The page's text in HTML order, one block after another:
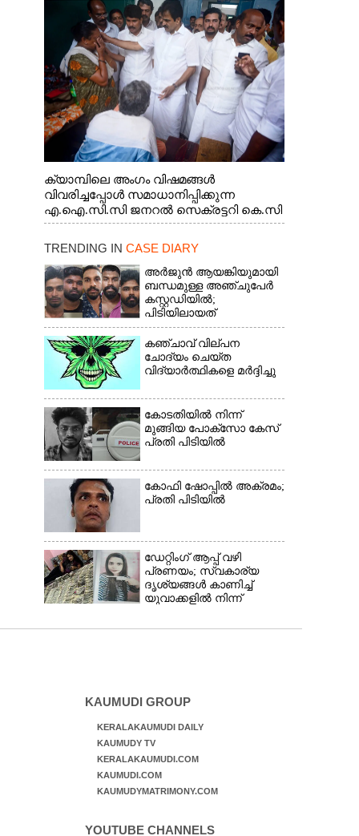
ജനറൽ സെക്രട്ടറി കെ.സി
വേണുഗോപാൽ എം.പി കുരുന്നിനെ
എടുത്ത് ലാളിച്ചപ്പോൾ. സഹകരണ-
എക്സൈസ് വകുപ്പ് മന്ത്രി എം. ലിജു,
കൃഷിവകുപ്പ് മന്ത്രി ടി. സിദ്ദിഖ്, റെജി
ചെറിയാൻ എം. എൽ. എ എന്നിവർ സമീപം
ക്യാമ്പിലെ അംഗം വിഷമങ്ങൾ
വിവരിച്ചപ്പോൾ സമാധാനിപ്പിക്കുന്ന
എ.ഐ.സി.സി ജനറൽ സെക്രട്ടറി കെ.സി
വേണുഗോപാൽ എം.പി. സഹകരണ-
എന്നിവർ
TRENDING IN CASE DIARY
അർജുൻ ആയങ്കിയുമായി
ബന്ധമുള്ള അഞ്ചുപേർ
കസ്റ്റഡിയിൽ;
പിടിയിലായത്
തിരുവനന്തപുരത്ത് നിന്ന്
കഞ്ചാവ് വില്പന
ചോദ്യം ചെയ്ത
വിദ്യാർത്ഥികളെ മർദ്ദിച്ചു
കോടതിയിൽ നിന്ന്
മുങ്ങിയ പോക്സോ കേസ്
പ്രതി പിടിയിൽ
കോഫി ഷോപ്പിൽ അക്രമം;
പ്രതി പിടിയിൽ
ഡേറ്റിംഗ് ആപ്പ് വഴി
പ്രണയം; സ്വകാര്യ
ദൃശ്യങ്ങൾ കാണിച്ച്
യുവാക്കളിൽ നിന്ന്
യുവതി
KAUMUDI GROUP
KERALAKAUMUDI DAILY
KAUMUDY TV
KERALAKAUMUDI.COM
KAUMUDI.COM
KAUMUDYMATRIMONY.COM
YOUTUBE CHANNELS